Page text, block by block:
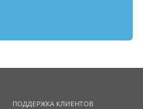
ПОДДЕРЖКА КЛИЕНТОВ